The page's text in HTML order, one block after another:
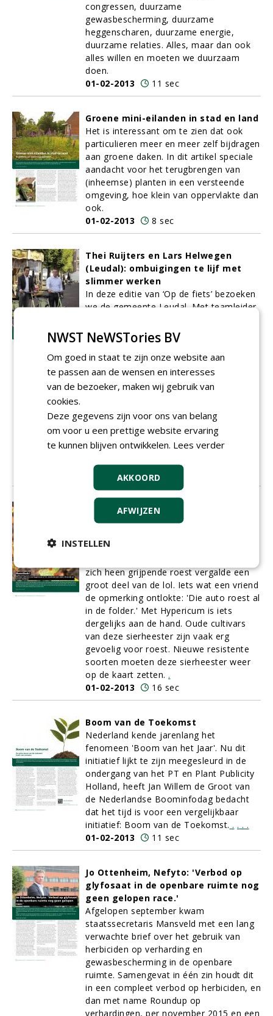
congressen, duurzame
gewasbescherming, duurzame
heggenscharen, duurzame energie,
duurzame relaties. Alles, maar dan ook
alles willen en moeten we duurzaam
doen.
01-02-2013
11 sec
Groene mini-eilanden in stad en land
Het is interessant om te zien dat ook
particulieren meer en meer zelf bijdragen
aan groene daken. In dit artikel speciale
aandacht voor het terugbrengen van
(inheemse) planten in een versteende
omgeving, hoe klein van oppervlakte dan
ook.
01-02-2013
8 sec
Thei Ruijters en Lars Helwegen
(Leudal): ombuigingen te lijf met
slimmer werken
In deze editie van ‘Op de fiets’ bezoeken
we de gemeente Leudal. Met teamleider
Lars Helwegen (nee, geen familie van)
rijden we op een groene dienstfiets door
het centrum van het grootste dorp van
deze Midden-Limburgse fusiegemeente,
in een poging uit te vinden hoe de
huidige beeldbestekken zodanig
de burgers acceptabel beeld overblijft en
bezuinigingsdoelstellingen gehaald
kunnen worden. Het antwoord in twee
01-02-2013
17 sec
Roestbak!
Mijn eerste auto was een Alfa. Heel
and-feel een echte Italiaan. Dat Alfaatje
zich heen grijpende roest vergalde een
groot deel van de lol. Iets wat een vriend
de opmerking ontlokte: 'Die auto roest al
in de folder.' Met Hypericum is iets
dergelijks aan de hand. Oude cultivars
van deze sierheester zijn vaak erg
gevoelig voor roest. Nieuwe resistente
soorten moeten deze sierheester weer
op de kaart zetten. .
01-02-2013
16 sec
Boom van de Toekomst
Nederland kende jarenlang het
fenomeen 'Boom van het Jaar'. Nu dit
initiatief lijkt te zijn meegesleurd in de
ondergang van het PT en Plant Publicity
Holland, heeft Jan Willem de Groot van
de Nederlandse Boominfodag bedacht
dat het tijd is voor een vergelijkbaar
initiatief: Boom van de Toekomst. . . . .
01-02-2013
11 sec
Jo Ottenheim, Nefyto: 'Verbod op
glyfosaat in de openbare ruimte nog
geen gelopen race.'
Afgelopen september kwam
staatssecretaris Mansveld met een lang
verwachte brief over het gebruik van
herbiciden op verharding en
gewasbescherming in de openbare
ruimte. Samengevat in één zin houdt dit
in een compleet verbod op herbiciden, en
dan met name Roundup op
verhardingen, per november 2015 en een
NWST NeWSTories BV
Om goed in staat te zijn onze website aan
te passen aan de wensen en interesses
van de bezoeker, maken wij gebruik van
cookies.
Deze gegevens zijn voor ons van belang
om voor u een prettige website ervaring
te kunnen blijven ontwikkelen. Lees verder
AKKOORD
AFWIJZEN
INSTELLEN